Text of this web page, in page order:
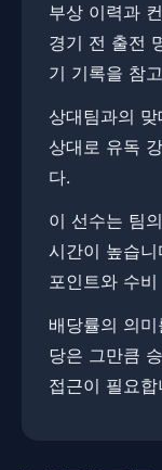
부상 이력과
경기 전 출전
기 기록을 참
상대팀과의
상대로 유독
다.
이 선수는 팀
시간이 높습
포인트와 수
배당률의 의
당은 그만큼
접근이 필요합